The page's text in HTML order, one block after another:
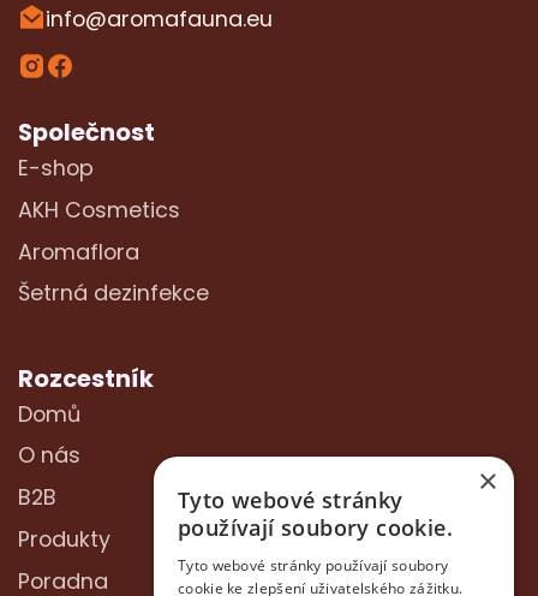
Společnost
E-shop
AKH Cosmetics
Aromaflora
Šetrná dezinfekce
Rozcestník
Domů
O nás
B2B
Produkty
Poradna
info@aromafauna.eu
×
Tyto webové stránky
používají soubory cookie.
Tyto webové stránky používají soubory
cookie ke zlepšení uživatelského zážitku.